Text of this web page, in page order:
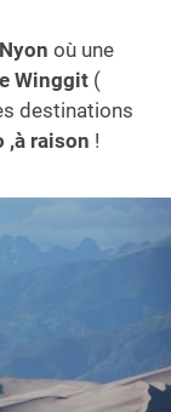
road :
railroad
où une
Winggit (
destinations
,à raison !